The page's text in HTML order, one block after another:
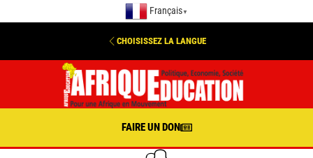
Français ▼
CHOISISSEZ LA LANGUE
FAIRE UN DON